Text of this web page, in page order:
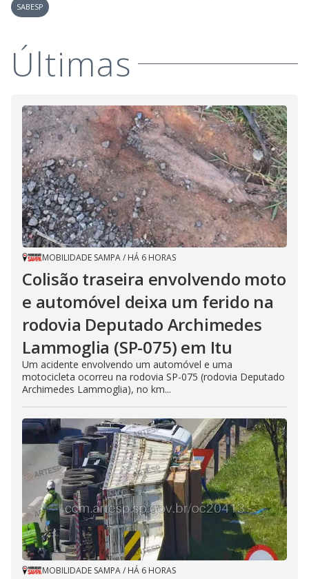
SABESP
Últimas
MOBILIDADE SAMPA/ HÁ 6 HORAS
Colisão traseira envolvendo moto
e automóvel deixa um ferido na
rodovia Deputado Archimedes
Lammoglia (SP-075) em Itu
Um acidente envolvendo um automóvel e uma
motocicleta ocorreu na rodovia SP-075 (rodovia Deputado
Archimedes Lammoglia), no km...
MOBILIDADE SAMPA/ HÁ 6 HORAS